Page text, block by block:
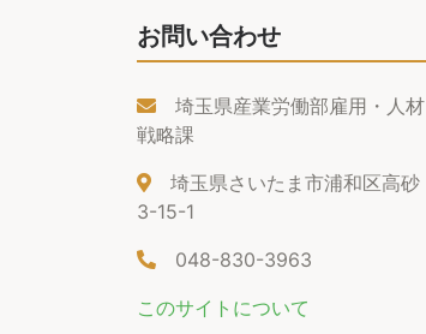
お問い合わせ
埼玉県産業労働部雇用・人材
戦略課
埼玉県さいたま市浦和区高砂
3-15-1
048-830-3963
このサイトについて